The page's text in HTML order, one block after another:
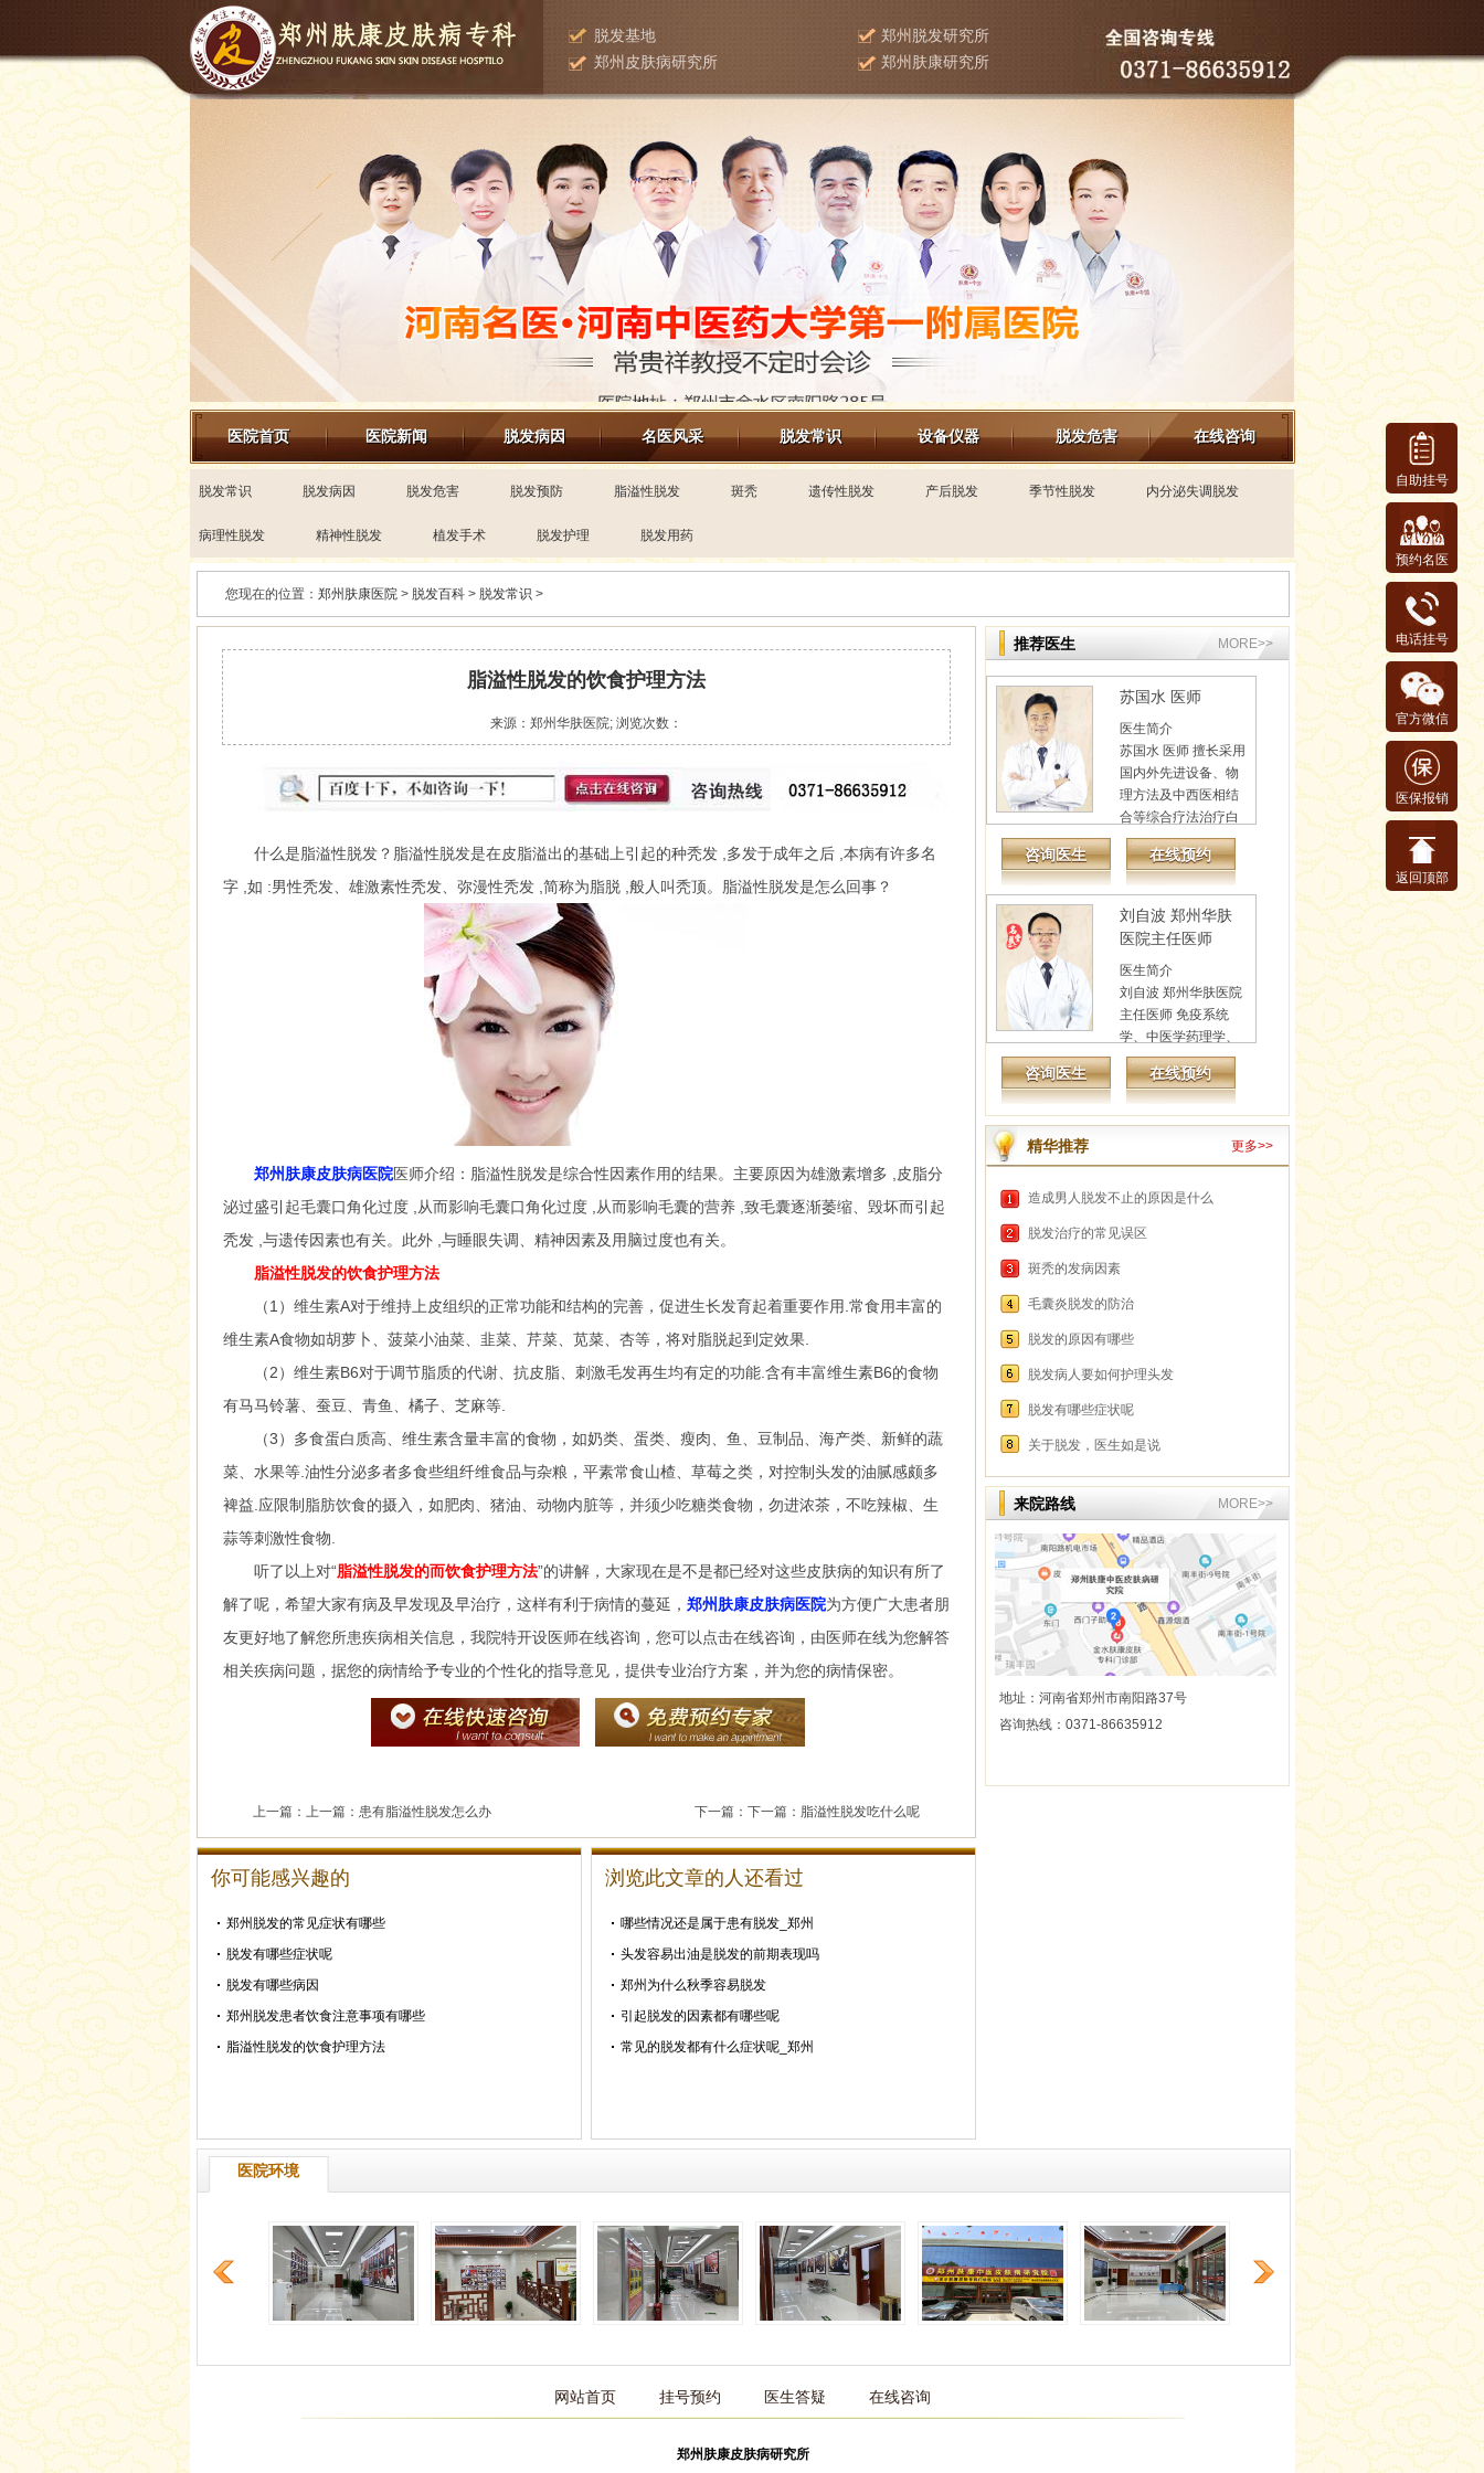
脱发基地
郑州脱发研究所
郑州皮肤病研究所
郑州肤康研究所
医院首页 医院新闻 脱发病因 名医风采 脱发常识 设备仪器 脱发危害 在线咨询
来院路线
脱发常识 脱发病因 脱发危害 脱发预防 脂溢性脱发 斑秃 遗传性脱发 产后脱发 季节性脱发 内分泌失调脱发
病理性脱发 精神性脱发 植发手术 脱发护理 脱发用药
您现在的位置： 郑州肤康医院> 脱发百科> 脱发常识 >
脂溢性脱发的饮食护理方法
来源：郑州华肤医院; 浏览次数：
什么是脂溢性脱发？脂溢性脱发是在皮脂溢出的基础上引起的种秃发 ,多发于成年之后 ,本病有许多名
字 ,如 :男性秃发、雄激素性秃发、弥漫性秃发 ,简称为脂脱 ,般人叫秃顶。脂溢性脱发是怎么回事？
郑州肤康皮肤病医院医师介绍：脂溢性脱发是综合性因素作用的结果。主要原因为雄激素增多 ,皮脂分
泌过盛引起毛囊口角化过度 ,从而影响毛囊口角化过度 ,从而影响毛囊的营养 ,致毛囊逐渐萎缩、毁坏而引起
秃发 ,与遗传因素也有关。此外 ,与睡眼失调、精神因素及用脑过度也有关。
脂溢性脱发的饮食护理方法
（1）维生素A对于维持上皮组织的正常功能和结构的完善，促进生长发育起着重要作用.常食用丰富的
维生素A食物如胡萝卜、菠菜小油菜、韭菜、芹菜、苋菜、杏等，将对脂脱起到定效果.
（2）维生素B6对于调节脂质的代谢、抗皮脂、刺激毛发再生均有定的功能.含有丰富维生素B6的食物
有马马铃薯、蚕豆、青鱼、橘子、芝麻等.
（3）多食蛋白质高、维生素含量丰富的食物，如奶类、蛋类、瘦肉、鱼、豆制品、海产类、新鲜的蔬
菜、水果等.油性分泌多者多食些组纤维食品与杂粮，平素常食山楂、草莓之类，对控制头发的油腻感颇多
裨益.应限制脂肪饮食的摄入，如肥肉、猪油、动物内脏等，并须少吃糖类食物，勿进浓茶，不吃辣椒、生
蒜等刺激性食物.
听了以上对“脂溢性脱发的而饮食护理方法”的讲解，大家现在是不是都已经对这些皮肤病的知识有所了
解了呢，希望大家有病及早发现及早治疗，这样有利于病情的蔓延， 郑州肤康皮肤病医院为方便广大患者朋
友更好地了解您所患疾病相关信息，我院特开设医师在线咨询，您可以点击在线咨询，由医师在线为您解答
相关疾病问题，据您的病情给予专业的个性化的指导意见，提供专业治疗方案，并为您的病情保密。
上一篇：上一篇： 患有脂溢性脱发怎么办 下一篇：下一篇： 脂溢性脱发吃什么呢
你可能感兴趣的
郑州脱发的常见症状有哪些
脱发有哪些症状呢
脱发有哪些病因
郑州脱发患者饮食注意事项有哪些
脂溢性脱发的饮食护理方法
浏览此文章的人还看过
哪些情况还是属于患有脱发_郑州
头发容易出油是脱发的前期表现吗
郑州为什么秋季容易脱发
引起脱发的因素都有哪些呢
常见的脱发都有什么症状呢_郑州
MORE>>
推荐医生
苏国水 医师
医生简介
苏国水 医师 擅长采用
国内外先进设备、物
理方法及中西医相结
合等综合疗法治疗白
癜风、牛皮癣、鱼鳞
病...详情
咨询医生 在线预约
刘自波 郑州华肤
医院主任医师
医生简介
刘自波 郑州华肤医院
主任医师 免疫系统
学、中医学药理学、
基因表达调控、细胞
基因学等...详情
咨询医生 在线预约
更多>>
精华推荐
造成男人脱发不止的原因是什么
脱发治疗的常见误区
斑秃的发病因素
毛囊炎脱发的防治
脱发的原因有哪些
脱发病人要如何护理头发
脱发有哪些症状呢
关于脱发，医生如是说
MORE>>
来院路线
地址：河南省郑州市南阳路37号
咨询热线：0371-86635912
医院环境
网站首页 挂号预约 医生答疑 在线咨询
郑州肤康皮肤病研究所
自助挂号
预约名医
电话挂号
官方微信
医保报销
返回顶部